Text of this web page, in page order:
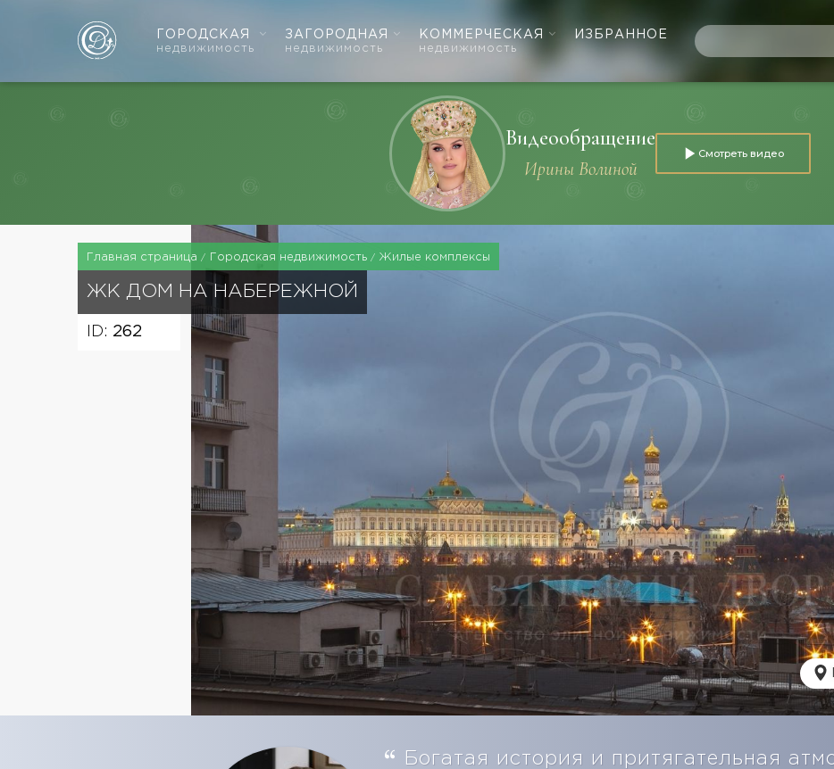
ГОРОДСКАЯ
недвижимость
ЗАГОРОДНАЯ
недвижимость
КОММЕРЧЕСКАЯ
недвижимость
ИЗБРАННОЕ
Видеообращение
Ирины Волиной
Смотреть видео
Главная страница Городская недвижимость Жилые комплексы
ЖК ДОМ НА НАБЕРЕЖНОЙ
ID: 262
Богатая история и притягательная